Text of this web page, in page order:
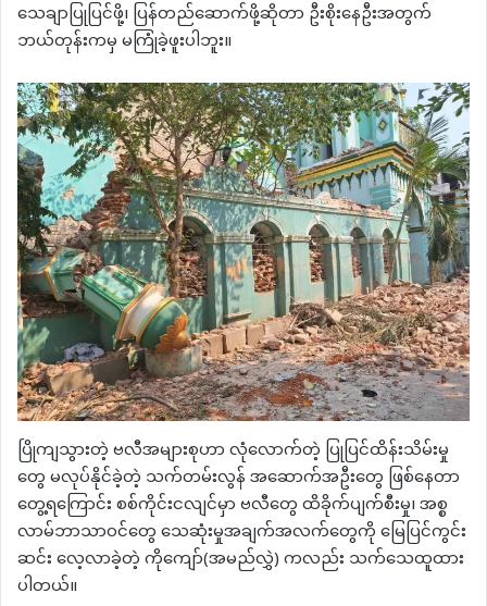
သေချာပြုပြင်ဖို့၊ ပြန်တည်ဆောက်ဖို့ဆိုတာ ဦးစိုးနေဦးအတွက်
ဘယ်တုန်းကမှ မကြုံခဲ့ဖူးပါဘူး။
ပြိုကျသွားတဲ့ ဗလီအများစုဟာ လုံလောက်တဲ့ ပြုပြင်ထိန်းသိမ်းမှု
တွေ မလုပ်နိုင်ခဲ့တဲ့ သက်တမ်းလွန် အဆောက်အဦးတွေ ဖြစ်နေတာ
တွေ့ရကြောင်း စစ်ကိုင်းငလျင်မှာ ဗလီတွေ ထိခိုက်ပျက်စီးမှု၊ အစ္စ
လာမ်ဘာသာဝင်တွေ သေဆုံးမှုအချက်အလက်တွေကို မြေပြင်ကွင်း
ဆင်း လေ့လာခဲ့တဲ့ ကိုကျော်(အမည်လွှဲ) ကလည်း သက်သေထူထား
ပါတယ်။